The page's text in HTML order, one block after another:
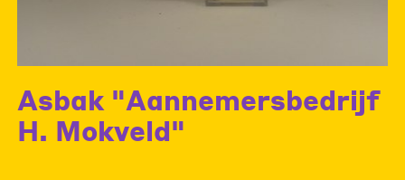
Asbak "Aannemersbedrijf
H. Mokveld"